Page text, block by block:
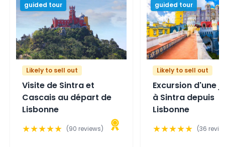
guided tour
Likely to sell out
Visite de Sintra et
Cascais au départ de
Lisbonne
★★★★★ (90 reviews)
guided tour
Likely to sell out
Excursion d'une
à Sintra depuis
Lisbonne
★★★★★ (36